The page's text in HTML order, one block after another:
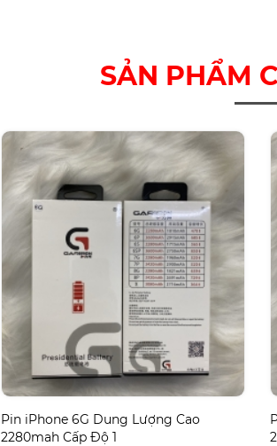
SẢN PHẨM
Pin iPhone 6G Dung Lượng Cao
2280mah Cấp Độ 1